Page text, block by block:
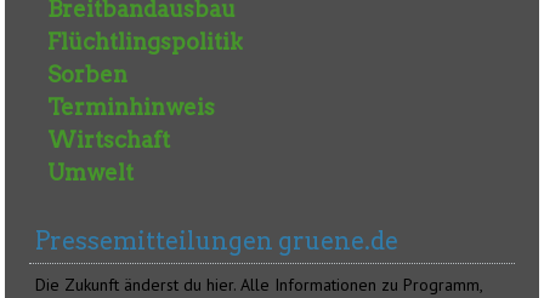
Breitbandausbau
Flüchtlingspolitik
Sorben
Terminhinweis
Wirtschaft
Umwelt
Pressemitteilungen gruene.de
Die Zukunft änderst du hier. Alle Informationen zu Programm,